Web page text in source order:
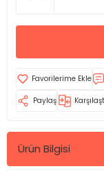
Paylaş
Ürün Bilgisi